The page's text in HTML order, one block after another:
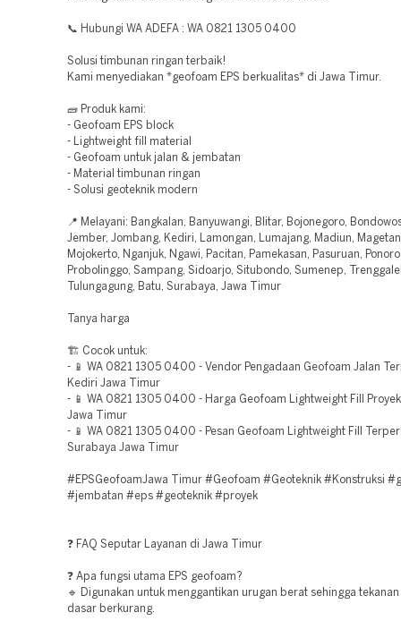
📞 Hubungi WA ADEFA : WA 0821 1305 0400
Solusi timbunan ringan terbaik!
Kami menyediakan *geofoam EPS berkualitas* di Jawa Timur.
🧱 Produk kami:
- Geofoam EPS block
- Lightweight fill material
- Geofoam untuk jalan & jembatan
- Material timbunan ringan
- Solusi geoteknik modern
📍 Melayani: Bangkalan, Banyuwangi, Blitar, Bojonegoro,
Jember, Jombang, Kediri, Lamongan, Lumajang, Madiun,
Mojokerto, Nganjuk, Ngawi, Pacitan, Pamekasan, Pasuruan,
Probolinggo, Sampang, Sidoarjo, Situbondo, Sumenep,
Tulungagung, Batu, Surabaya, Jawa Timur
Tanya harga
🏗️ Cocok untuk:
- 📱 WA 0821 1305 0400 - Vendor Pengadaan Geofoam Jalan
Kediri Jawa Timur
- 📱 WA 0821 1305 0400 - Harga Geofoam Lightweight Fill
Jawa Timur
- 📱 WA 0821 1305 0400 - Pesan Geofoam Lightweight Fill
Surabaya Jawa Timur
#EPSGeofoamJawa Timur #Geofoam #Geoteknik #Konstruksi
#jembatan #eps #geoteknik #proyek
❓ FAQ Seputar Layanan di Jawa Timur
❓ Apa fungsi utama EPS geofoam?
🔹 Digunakan untuk menggantikan urugan berat sehingga
dasar berkurang.